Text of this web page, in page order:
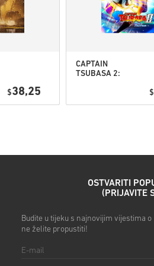
$38,25
CAPTAIN
TSUBASA 2:
(STEAM) EU
$
OSTVARITI
(PRIJAVITE
Budite u tijeku s najnovijim vijestima
ne želite propustiti!